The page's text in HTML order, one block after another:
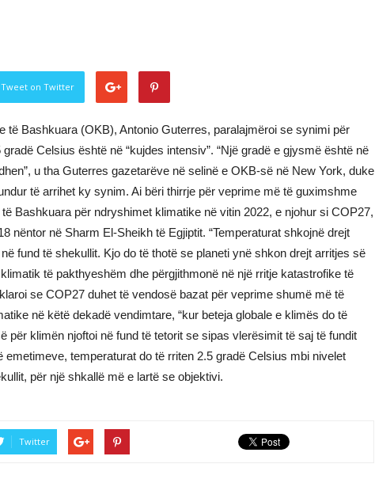
Tweet on Twitter
të Bashkuara (OKB), Antonio Guterres, paralajmëroi se synimi për
Celsius është në “kujdes intensiv”. “Një gradë e gjysmë është në
u tha Guterres gazetarëve në selinë e OKB-së në New York, duke
të arrihet ky synim. Ai bëri thirrje për veprime më të guximshme
Bashkuara për ndryshimet klimatike në vitin 2022, e njohur si COP27,
nëntor në Sharm El-Sheikh të Egjiptit. “Temperaturat shkojnë drejt
fund të shekullit. Kjo do të thotë se planeti ynë shkon drejt arritjes së
të pakthyeshëm dhe përgjithmonë në një rritje katastrofike të
se COP27 duhet të vendosë bazat për veprime shumë më të
në këtë dekadë vendimtare, “kur beteja globale e klimës do të
për klimën njoftoi në fund të tetorit se sipas vlerësimit të saj të fundit
emetimeve, temperaturat do të rriten 2.5 gradë Celsius mbi nivelet
për një shkallë më e lartë se objektivi.
Twitter